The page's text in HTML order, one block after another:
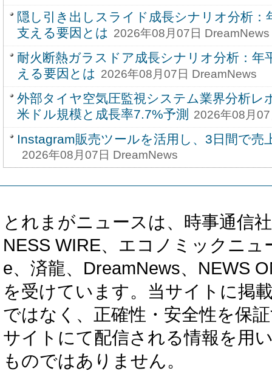
隠し引き出しスライド成長シナリオ分析：
支える要因とは 2026年08月07日 DreamNews
耐火断熱ガラスドア成長シナリオ分析：年
える要因とは 2026年08月07日 DreamNews
外部タイヤ空気圧監視システム業界分析レ
米ドル規模と成長率7.7%予測
2026年08月
Instagram販売ツールを活用し、3日間で売
2026年08月07日 DreamNews
とれまがニュースは、時事通信
NESS WIRE、エコノミックニ
e、済龍、DreamNews、NEWS
を受けています。当サイトに掲
ではなく、正確性・安全性を保
サイトにて配信される情報を用
ものではありません。